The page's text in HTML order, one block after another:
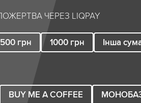
ЧЕРЕЗ LIQPAY
500 грн 1000 грн Інша
BUY ME A COFFEE